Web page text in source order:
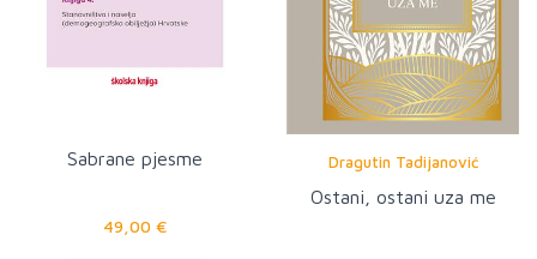
Sabrane pjesme
49,00 €
Dragutin Tadijanović
Ostani, ostani uza me